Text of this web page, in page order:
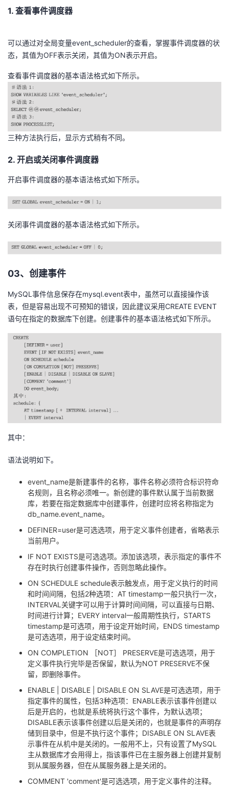
我
课
程
的
认
证
我
的
实
验
我
的
收
藏
的
术
支
持
我
云
声
建
议
1. 查看事件调度器
可以通过对全局变量event_scheduler的查看，掌握事件调度器的状
态，其值为OFF表示关闭，其值为ON表示开启。
查看事件调度器的基本语法格式如下所示。
三种方法执行后，显示方式稍有不同。
2. 开启或关闭事件调度器
开启事件调度器的基本语法格式如下所示。
关闭事件调度器的基本语法格式如下所示。
03、创建事件
MySQL事件信息保存在mysql.event表中，虽然可以直接操作该
表，但是容易出现不可预知的错误，因此建议采用CREATE EVENT
语句在指定的数据库下创建。创建事件的基本语法格式如下所示。
其中：
语法说明如下。
event_name是新建事件的名称，事件名称必须符合标识符命
名规则，且名称必须唯一。新创建的事件默认属于当前数据
库，若要在指定数据库中创建事件，创建时应将名称指定为
db_name.event_name。
DEFINER=user是可选选项，用于定义事件创建者，省略表示
当前用户。
IF NOT EXISTS是可选选项。添加该选项，表示指定的事件不
存在时执行创建事件操作，否则忽略此操作。
ON SCHEDULE schedule表示触发点，用于定义执行的时间
和时间间隔，包括2种选项：AT timestamp一般只执行一次，
INTERVAL关键字可以用于计算时间间隔，可以直接与日期、
时间进行计算；EVERY interval一般周期性执行，STARTS
timestamp是可选项，用于设定开始时间，ENDS timestamp
是可选选项，用于设定结束时间。
ON COMPLETION ［NOT］ PRESERVE是可选选项，用于
定义事件执行完毕是否保留，默认为NOT PRESERVE不保
留，即删除事件。
ENABLE | DISABLE | DISABLE ON SLAVE是可选选项，用于
指定事件的属性，包括3种选项：ENABLE表示该事件创建以
后是开启的，也就是系统将执行这个事件，为默认选项；
DISABLE表示该事件创建以后是关闭的，也就是事件的声明存
储到目录中，但是不执行这个事件；DISABLE ON SLAVE表
示事件在从机中是关闭的。一般用不上，只有设置了MySQL
主从数据库才会用得上，指该事件已在主服务器上创建并复制
到从属服务器，但在从属服务器上是关闭的。
COMMENT 'comment'是可选选项，用于定义事件的注释。